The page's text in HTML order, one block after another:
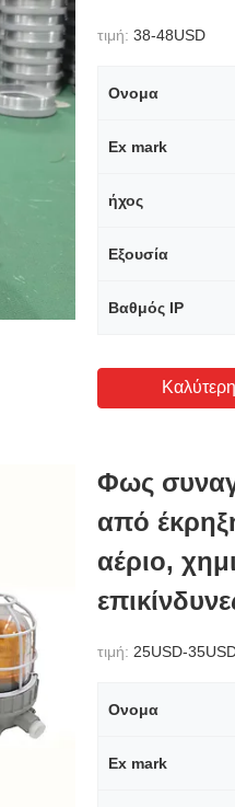
τιμή: 38-48USD
Ονομα
Ex mark
ήχος
Εξουσία
Βαθμός IP
Φως
από
αέριο,
τιμή: 25USD-
Ονομα
Ex mark